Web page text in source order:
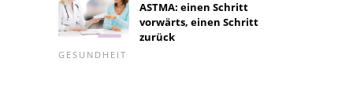
ASTMA: einen Schritt
vorwärts, einen Schritt
zurück
GESUNDHEIT